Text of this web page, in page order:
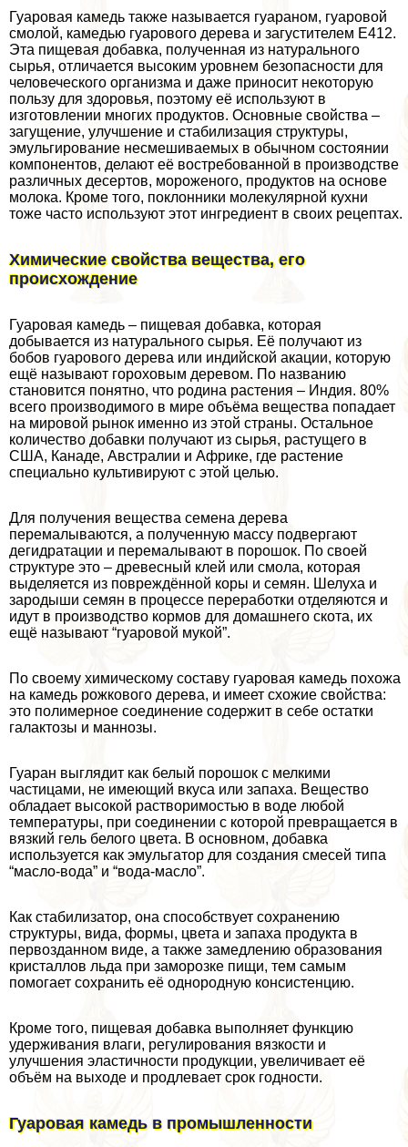
Гуаровая камедь также называется гуараном, гуаровой
смолой, камедью гуарового дерева и загустителем Е412.
Эта пищевая добавка, полученная из натурального
сырья, отличается высоким уровнем безопасности для
человеческого организма и даже приносит некоторую
пользу для здоровья, поэтому её используют в
изготовлении многих продуктов. Основные свойства –
загущение, улучшение и стабилизация структуры,
эмульгирование несмешиваемых в обычном состоянии
компонентов, делают её востребованной в производстве
различных десертов, мороженого, продуктов на основе
молока. Кроме того, поклонники молекулярной кухни
тоже часто используют этот ингредиент в своих рецептах.
Химические свойства вещества, его
происхождение
Гуаровая камедь – пищевая добавка, которая
добывается из натурального сырья. Её получают из
бобов гуарового дерева или индийской акации, которую
ещё называют гороховым деревом. По названию
становится понятно, что родина растения – Индия. 80%
всего производимого в мире объёма вещества попадает
на мировой рынок именно из этой страны. Остальное
количество добавки получают из сырья, растущего в
США, Канаде, Австралии и Африке, где растение
специально культивируют с этой целью.
Для получения вещества семена дерева
перемалываются, а полученную массу подвергают
дегидратации и перемалывают в порошок. По своей
структуре это – древесный клей или смола, которая
выделяется из повреждённой коры и семян. Шелуха и
зародыши семян в процессе переработки отделяются и
идут в производство кормов для домашнего скота, их
ещё называют “гуаровой мукой”.
По своему химическому составу гуаровая камедь похожа
на камедь рожкового дерева, и имеет схожие свойства:
это полимерное соединение содержит в себе остатки
галактозы и маннозы.
Гуаран выглядит как белый порошок с мелкими
частицами, не имеющий вкуса или запаха. Вещество
обладает высокой растворимостью в воде любой
температуры, при соединении с которой превращается в
вязкий гель белого цвета. В основном, добавка
используется как эмульгатор для создания смесей типа
“масло-вода” и “вода-масло”.
Как стабилизатор, она способствует сохранению
структуры, вида, формы, цвета и запаха продукта в
первозданном виде, а также замедлению образования
кристаллов льда при заморозке пищи, тем самым
помогает сохранить её однородную консистенцию.
Кроме того, пищевая добавка выполняет функцию
удерживания влаги, регулирования вязкости и
улучшения эластичности продукции, увеличивает её
объём на выходе и продлевает срок годности.
Гуаровая камедь в промышленности